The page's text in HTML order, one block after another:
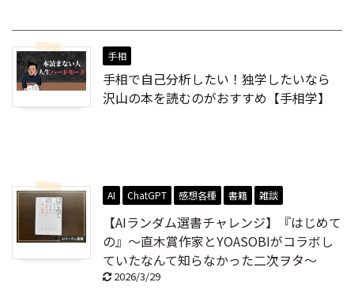
手相
手相で自己分析したい！独学したいなら
沢山の本を読むのがおすすめ【手相学】
AI ChatGPT 感想各種 書籍 雑談
【AIランダム選書チャレンジ】『はじめて
の』～直木賞作家とYOASOBIがコラボし
ていたなんて知らなかった二次ヲタ～
2026/3/29